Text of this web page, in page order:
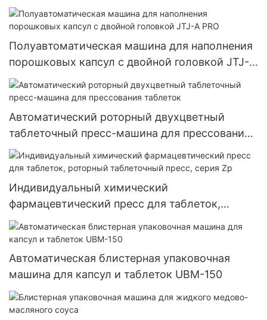
травами
Полуавтоматическая машина для наполнения
порошковых капсул с двойной головкой JTJ-A
PRO
Автоматический роторный двухцветный
таблеточный пресс-машина для прессования
таблеток
Индивидуальный химический
фармацевтический пресс для таблеток,
роторный таблеточный пресс, серия Zp
Автоматическая блистерная упаковочная
машина для капсул и таблеток UBM-150